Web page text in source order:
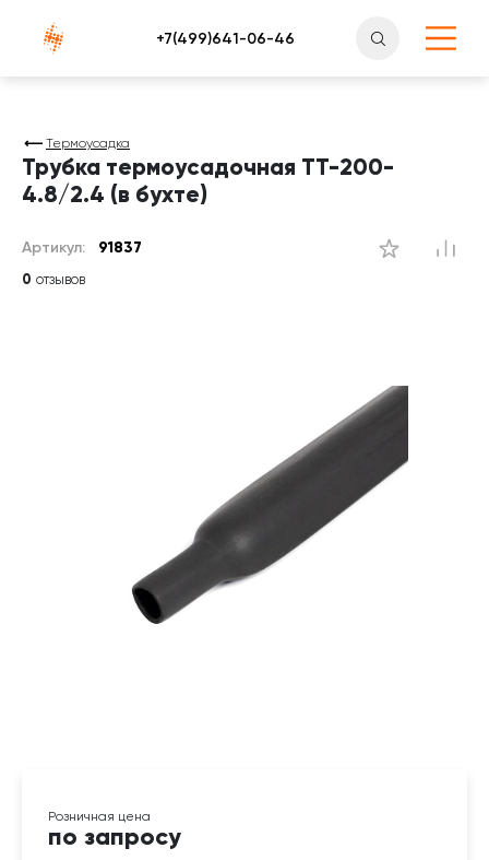
Атлантснаб
Термоусадка
Трубка термоусадочная ТТ-200-
4.8/2.4 (в бухте)
Артикул: 91837
по запросу